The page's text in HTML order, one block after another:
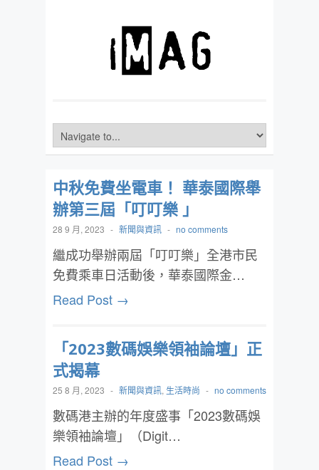
中秋免費坐電車！ 華泰國際舉
辦第三屆「叮叮樂 」
28 9 月, 2023 - 新聞與資訊 - no comments
繼成功舉辦兩屆「叮叮樂」全港市民
免費乘車日活動後，華泰國際金…
Read Post →
「2023數碼娛樂領袖論壇」正
式揭幕
25 8 月, 2023 - 新聞與資訊, 生活時尚 - no comments
數碼港主辦的年度盛事「2023數碼娛
樂領袖論壇」（Digit…
Read Post →